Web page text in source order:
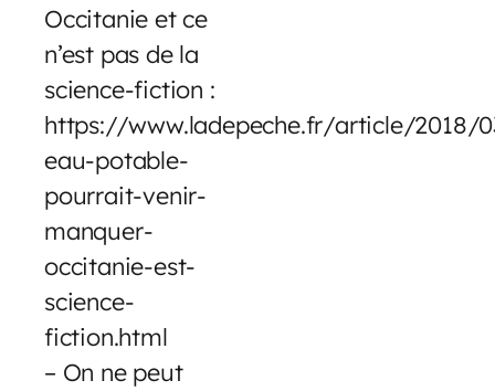
Occitanie et ce
n’est pas de la
science-fiction :
https://www.ladepeche.fr/article/2018/
eau-potable-
pourrait-venir-
manquer-
occitanie-est-
science-
fiction.html
– On ne peut